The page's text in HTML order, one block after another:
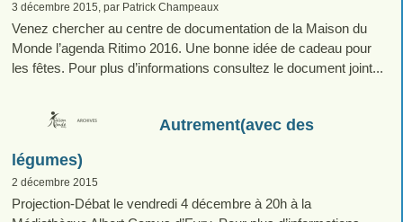
3 décembre 2015, par Patrick Champeaux
Venez chercher au centre de documentation de la Maison du
Monde l’agenda Ritimo 2016. Une bonne idée de cadeau pour
les fêtes. Pour plus d’informations consultez le document joint...
Autrement(avec des
légumes)
2 décembre 2015
Projection-Débat le vendredi 4 décembre à 20h à la